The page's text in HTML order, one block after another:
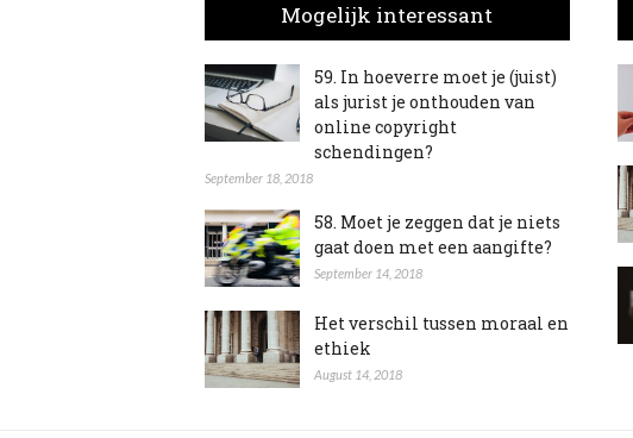
Mogelijk interessant
59. In hoeverre moet je (juist)
als jurist je onthouden van
online copyright
schendingen?
September 18, 2018
58. Moet je zeggen dat je niets
gaat doen met een aangifte?
September 14, 2018
Het verschil tussen moraal en
ethiek
August 14, 2018